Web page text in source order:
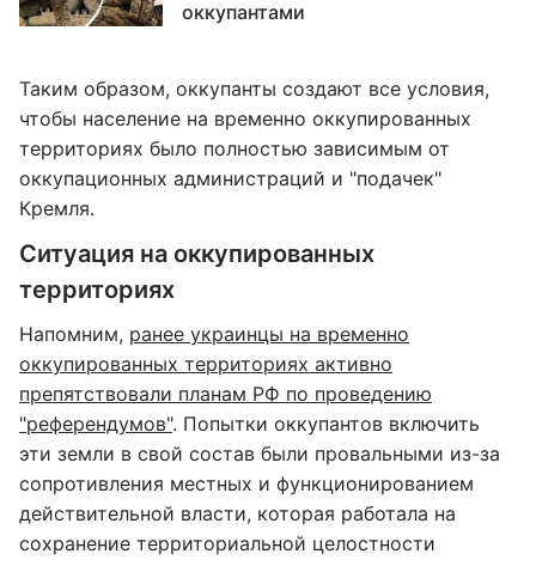
оккупантами
Таким образом, оккупанты создают все условия,
чтобы население на временно оккупированных
территориях было полностью зависимым от
оккупационных администраций и "подачек"
Кремля.
Ситуация на оккупированных
территориях
Напомним, ранее украинцы на временно
оккупированных территориях активно
препятствовали планам РФ по проведению
"референдумов". Попытки оккупантов включить
эти земли в свой состав были провальными из-за
сопротивления местных и функционированием
действительной власти, которая работала на
сохранение территориальной целостности